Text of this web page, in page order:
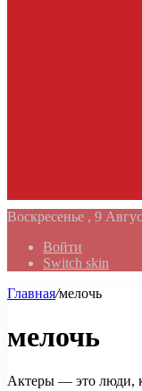
Воскресенье , 9
Войти
Switch skin
Главная/мелочь
мелочь
Актеры — это люди,